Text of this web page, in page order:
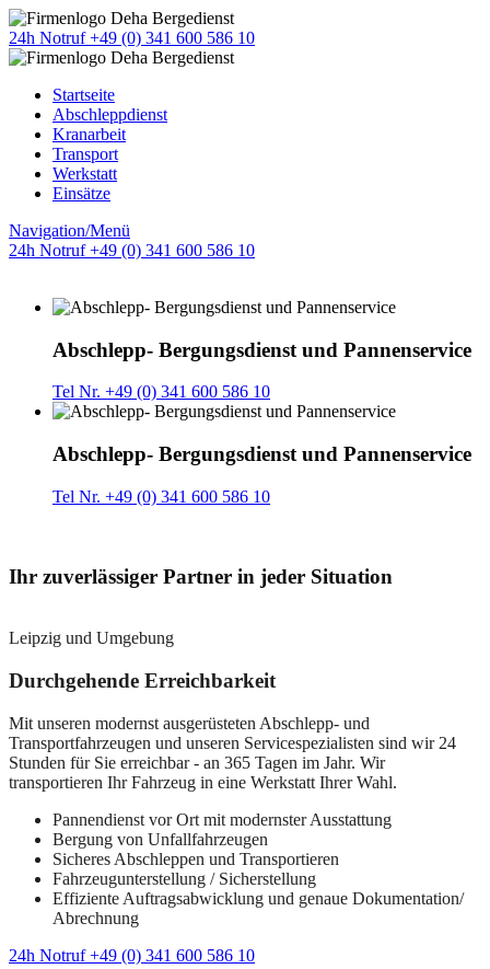
24h Notruf +49 (0) 341 600 586 10
Startseite
Abschleppdienst
Kranarbeit
Transport
Werkstatt
Einsätze
Navigation/Menü
24h Notruf +49 (0) 341 600 586 10
Abschlepp- Bergungsdienst und Pannenservice
Tel Nr. +49 (0) 341 600 586 10
Abschlepp- Bergungsdienst und Pannenservice
Tel Nr. +49 (0) 341 600 586 10
Ihr zuverlässiger Partner in jeder Situation
Leipzig und Umgebung
Durchgehende Erreichbarkeit
Mit unseren modernst ausgerüsteten Abschlepp- und
Transportfahrzeugen und unseren Servicespezialisten sind wir 24
Stunden für Sie erreichbar - an 365 Tagen im Jahr. Wir
transportieren Ihr Fahrzeug in eine Werkstatt Ihrer Wahl.
Pannendienst vor Ort mit modernster Ausstattung
Bergung von Unfallfahrzeugen
Sicheres Abschleppen und Transportieren
Fahrzeugunterstellung / Sicherstellung
Effiziente Auftragsabwicklung und genaue Dokumentation/
Abrechnung
24h Notruf +49 (0) 341 600 586 10